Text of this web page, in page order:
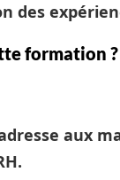
des
formation ?
aux